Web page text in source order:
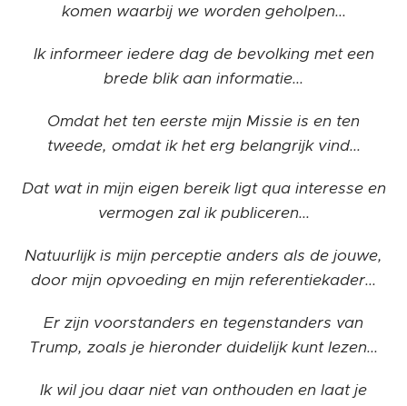
komen waarbij we worden geholpen...
Ik informeer iedere dag de bevolking met een
brede blik aan informatie...
Omdat het ten eerste mijn Missie is en ten
tweede, omdat ik het erg belangrijk vind...
Dat wat in mijn eigen bereik ligt qua interesse en
vermogen zal ik publiceren...
Natuurlijk is mijn perceptie anders als de jouwe,
door mijn opvoeding en mijn referentiekader...
Er zijn voorstanders en tegenstanders van
Trump, zoals je hieronder duidelijk kunt lezen...
Ik wil jou daar niet van onthouden en laat je